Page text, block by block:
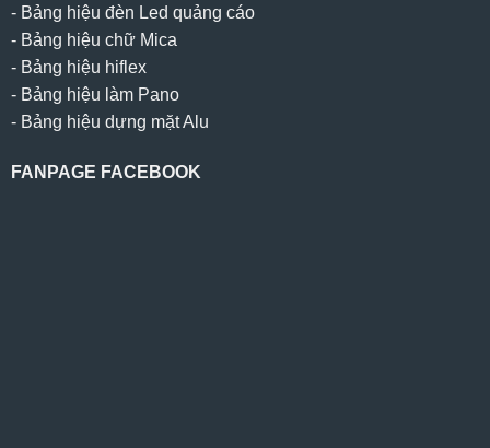
- Bảng hiệu đèn Led quảng cáo
- Bảng hiệu chữ Mica
- Bảng hiệu hiflex
- Bảng hiệu làm Pano
- Bảng hiệu dựng mặt Alu
FANPAGE FACEBOOK